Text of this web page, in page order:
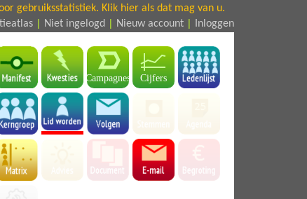
gebruiksstatistiek. Klik hier als dat mag van u.
Niet ingelogd Nieuw account Inloggen
Campagnes Cijfers